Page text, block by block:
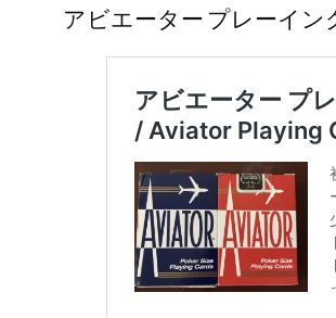
アビエーター プレーイン